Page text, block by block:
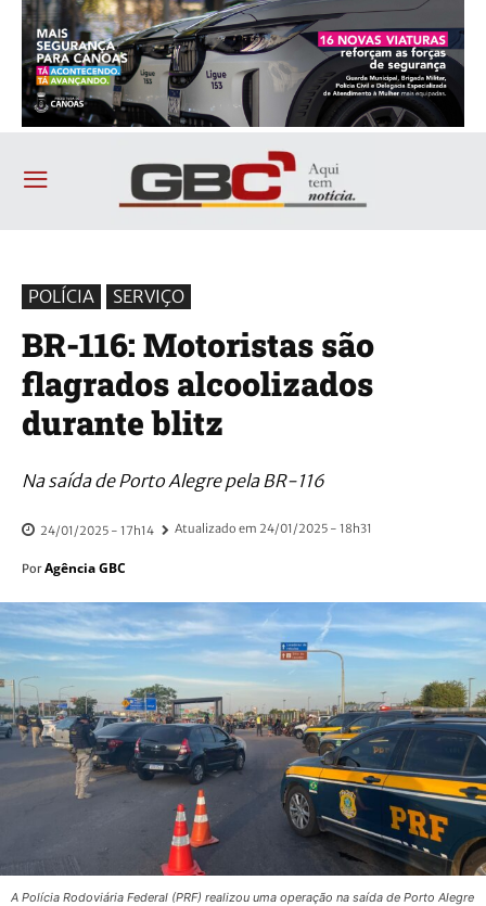
POLÍCIA SERVIÇO
BR-116: Motoristas são
flagrados alcoolizados
durante blitz
Na saída de Porto Alegre pela BR-116
24/01/2025 - 17h14 Atualizado em 24/01/2025 - 18h31
Por Agência GBC
A Polícia Rodoviária Federal (PRF) realizou uma operação na saída de Porto Alegre